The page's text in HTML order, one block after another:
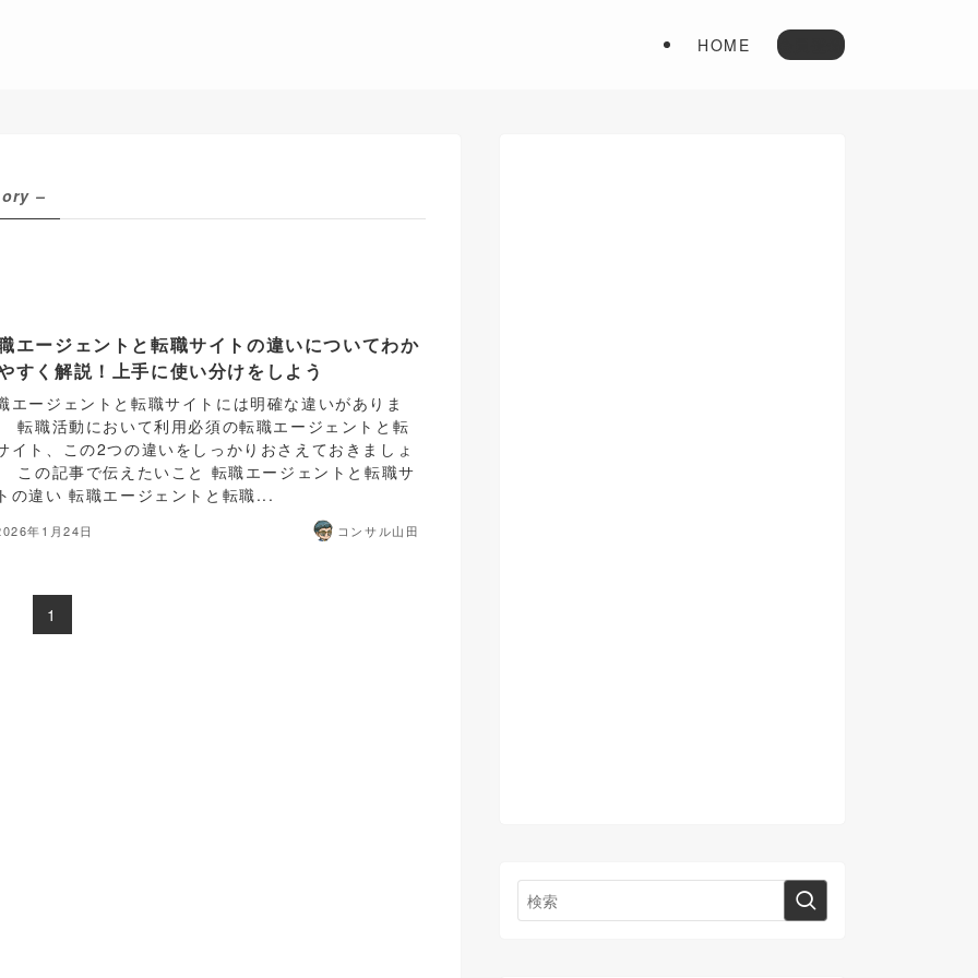
HOME 会員登録
–
エージェントと転職サイトの違いについてわか
すく解説！上手に使い分けをしよう
エージェントと転職サイトには明確な違いがありま
転職活動において利用必須の転職エージェントと転
イト、この2つの違いをしっかりおさえておきましょ
この記事で伝えたいこと 転職エージェントと転職サ
の違い 転職エージェントと転職...
年1月24日 コンサル山田
1